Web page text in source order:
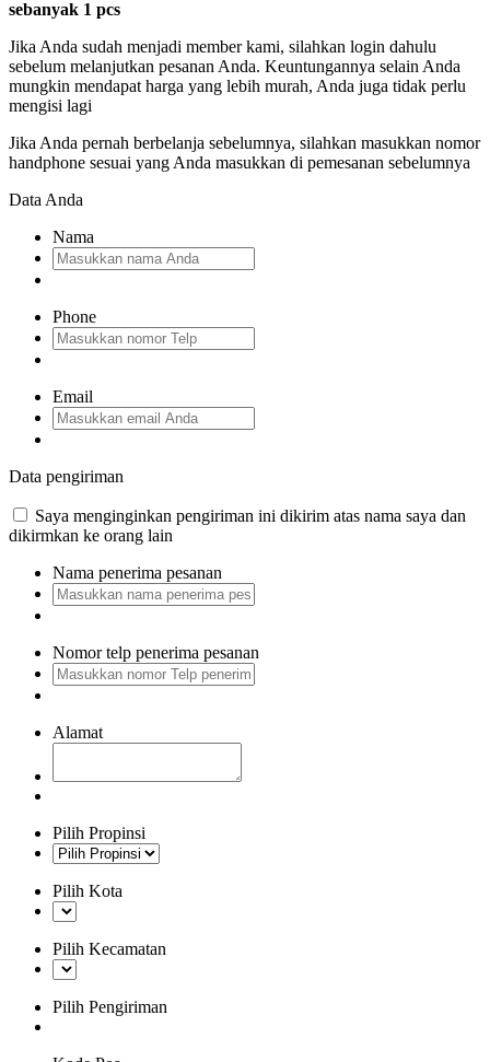
sebanyak 1 pcs
Jika Anda sudah menjadi member kami, silahkan login dahulu
sebelum melanjutkan pesanan Anda. Keuntungannya selain Anda
mungkin mendapat harga yang lebih murah, Anda juga tidak perlu
mengisi lagi
Jika Anda pernah berbelanja sebelumnya, silahkan masukkan nomor
handphone sesuai yang Anda masukkan di pemesanan sebelumnya
Data Anda
Nama
Phone
Email
Data pengiriman
Saya menginginkan pengiriman ini dikirim atas nama saya dan
dikirmkan ke orang lain
Nama penerima pesanan
Nomor telp penerima pesanan
Alamat
Pilih Propinsi
Pilih Kota
Pilih Kecamatan
Pilih Pengiriman